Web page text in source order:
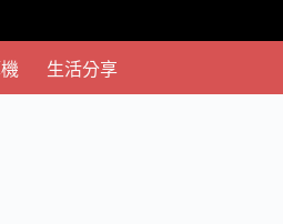
生活分享